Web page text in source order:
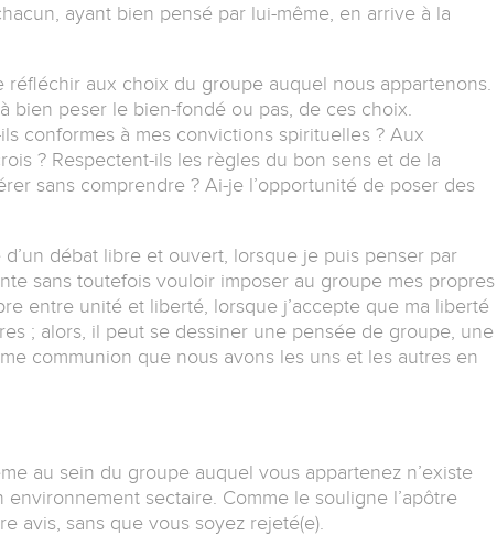
ayant bien pensé par lui-même, en arrive à la
réfléchir aux choix du groupe auquel nous appartenons.
bien peser le bien-fondé ou pas, de ces choix.
conformes à mes convictions spirituelles ? Aux
? Respectent-ils les règles du bon sens et de la
sans comprendre ? Ai-je l’opportunité de poser des
débat libre et ouvert, lorsque je puis penser par
sans toutefois vouloir imposer au groupe mes propres
entre unité et liberté, lorsque j’accepte que ma liberté
; alors, il peut se dessiner une pensée de groupe, une
communion que nous avons les uns et les autres en
au sein du groupe auquel vous appartenez n’existe
sectaire. Comme le souligne l’apôtre
avis, sans que vous soyez rejeté(e).